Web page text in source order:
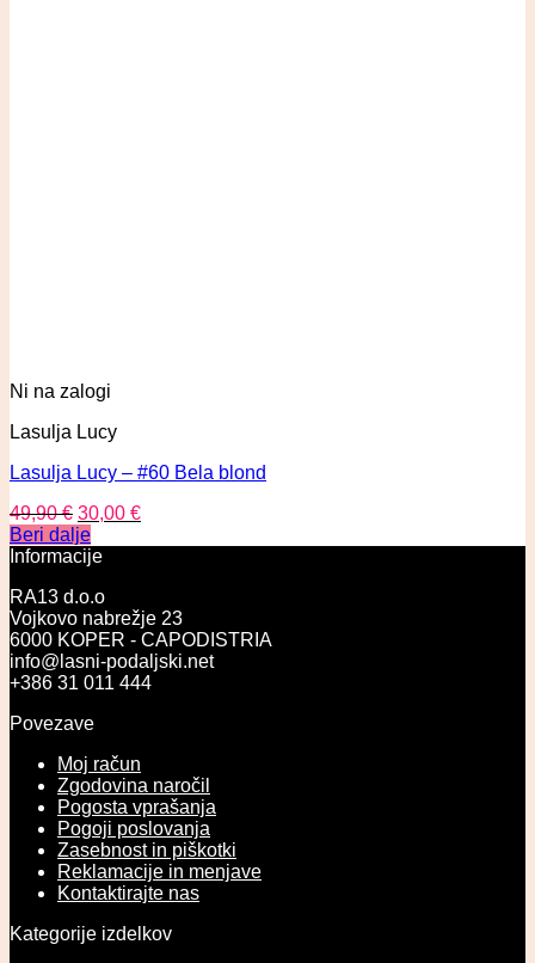
Ni na zalogi
Lasulja Lucy
Lasulja Lucy – #60 Bela blond
49,90€ 30,00 €
Beri dalje
Informacije
RA13 d.o.o
Vojkovo nabrežje 23
6000 KOPER - CAPODISTRIA
info@lasni-podaljski.net
+386 31 011 444
Povezave
Moj račun
Zgodovina naročil
Pogosta vprašanja
Pogoji poslovanja
Zasebnost in piškotki
Reklamacije in menjave
Kontaktirajte nas
Kategorije izdelkov